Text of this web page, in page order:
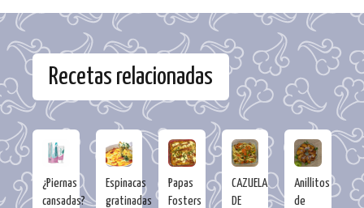
Recetas relacionadas
¿Piernas
cansadas?
Espinacas
gratinadas
Papas
Fosters
CAZUELA
DE
Anillitos
de